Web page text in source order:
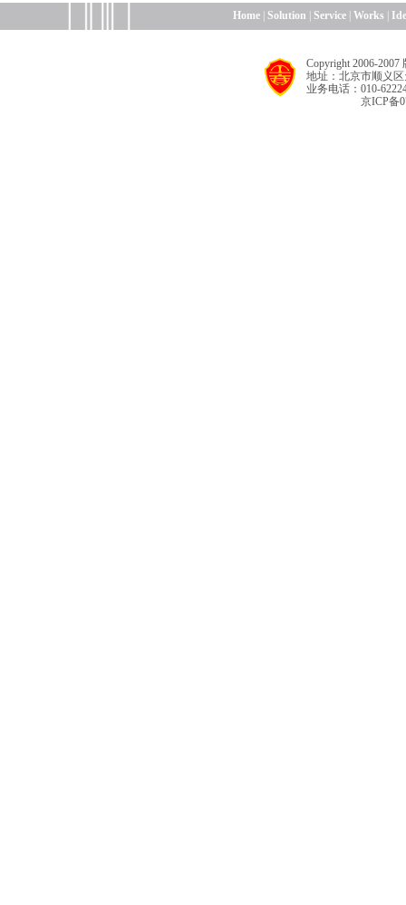
Home | Solution | Service | Works |
Copyright 2006-
地址：北京市顺义
业务电话：010-
京ICP备